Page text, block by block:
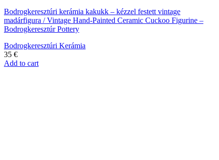
Bodrogkeresztúri kerámia kakukk – kézzel festett vintage
madárfigura / Vintage Hand-Painted Ceramic Cuckoo Figurine –
Bodrogkeresztúr Pottery
Bodrogkeresztúri Kerámia
35 €
Add to cart